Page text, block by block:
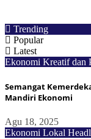
Trending
Popular
Latest
Ekonomi Kreatif dan
Semangat
Mandiri Ekonomi
Agu 18, 2025
Ekonomi Lokal